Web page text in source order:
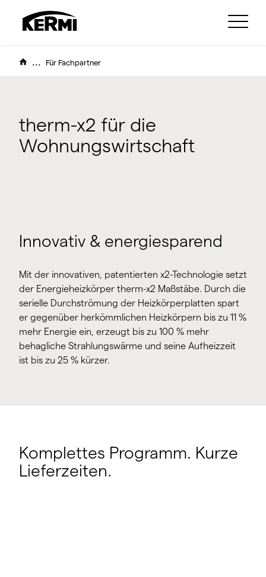
... Für Fachpartner
therm-x2 für die
Wohnungswirtschaft
Innovativ & energiesparend
Mit der innovativen, patentierten x2-Technologie setzt
der Energieheizkörper therm-x2 Maßstäbe. Durch die
serielle Durchströmung der Heizkörperplatten spart
er gegenüber herkömmlichen Heizkörpern bis zu 11 %
mehr Energie ein, erzeugt bis zu 100 % mehr
behagliche Strahlungswärme und seine Aufheizzeit
ist bis zu 25 % kürzer.
Komplettes Programm. Kurze
Lieferzeiten.